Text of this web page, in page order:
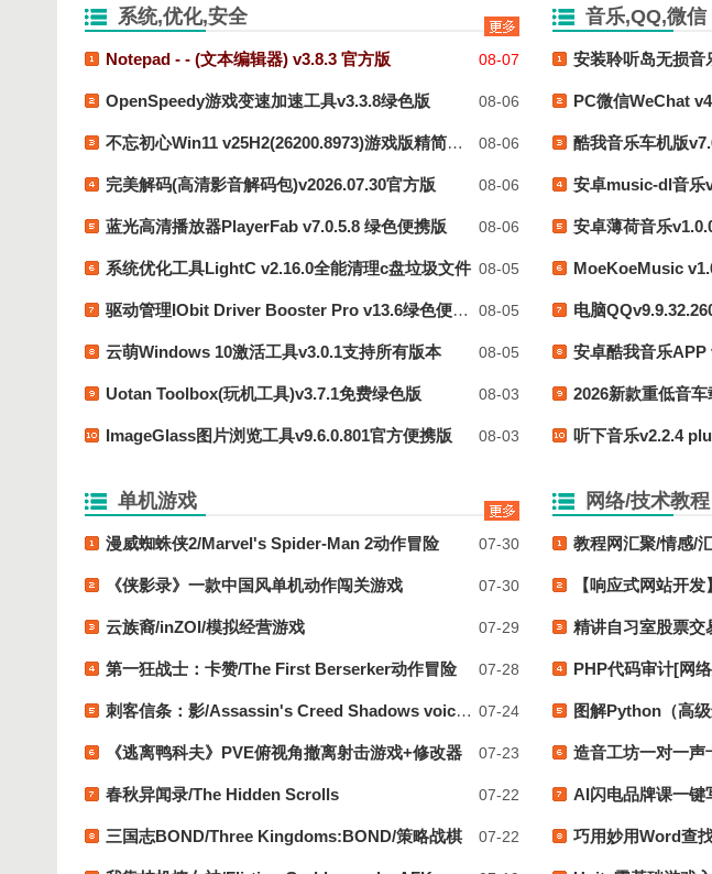
系统,优化,安全
08-07
Notepad - - (文本编辑器) v3.8.3 官方版
08-06
OpenSpeedy游戏变速加速工具v3.3.8绿色版
08-06
不忘初心Win11 v25H2(26200.8973)游戏版精简系统
08-06
完美解码(高清影音解码包)v2026.07.30官方版
08-06
蓝光高清播放器PlayerFab v7.0.5.8 绿色便携版
08-05
系统优化工具LightC v2.16.0全能清理c盘垃圾文件
08-05
驱动管理IObit Driver Booster Pro v13.6绿色便携版
08-05
云萌Windows 10激活工具v3.0.1支持所有版本
08-03
Uotan Toolbox(玩机工具)v3.7.1免费绿色版
08-03
ImageGlass图片浏览工具v9.6.0.801官方便携版
音乐,QQ,微信
安装聆听岛无损音
PC微信WeChat
酷我音乐车机版
安卓music-dl音乐
安卓薄荷音乐
MoeKoeMusic
电脑
安卓酷我音乐APP
2026新款重低音
听下音乐v2.2.4
单机游戏
07-30
漫威蜘蛛侠2/Marvel's Spider-Man 2动作冒险
07-30
《侠影录》一款中国风单机动作闯关游戏
07-29
云族裔/inZOI/模拟经营游戏
07-28
第一狂战士：卡赞/The First Berserker动作冒险
07-24
刺客信条：影/Assassin's Creed Shadows voices38 新游发布
07-23
《逃离鸭科夫》PVE俯视角撤离射击游戏+修改器
07-22
春秋异闻录/The Hidden Scrolls
07-22
三国志BOND/Three Kingdoms:BOND/策略战棋
网络/技术教程
教程网汇聚/情感/
【响应式网站开
精讲自习室股票交
PHP代码审计[网
图解Python（高
造音工坊一对一声
AI闪电品牌课一键
巧用妙用Word查